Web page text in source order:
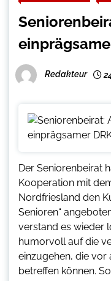
Redakteur
Der Seniorenbeirat
Kooperation mit
Nordfriesland den
Senioren“
verstand es wieder
humorvoll auf die
einzugehen, die vor
betreffen können.